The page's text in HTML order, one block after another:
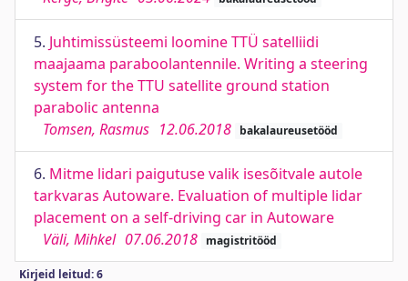
5. Juhtimissüsteemi loomine TTÜ satelliidi
maajaama paraboolantennile. Writing a steering
system for the TTU satellite ground station
parabolic antenna
Tomsen, Rasmus 12.06.2018 bakalaureusetööd
6. Mitme lidari paigutuse valik isesõitvale autole
tarkvaras Autoware. Evaluation of multiple lidar
placement on a self-driving car in Autoware
Väli, Mihkel 07.06.2018 magistritööd
Kirjeid leitud: 6